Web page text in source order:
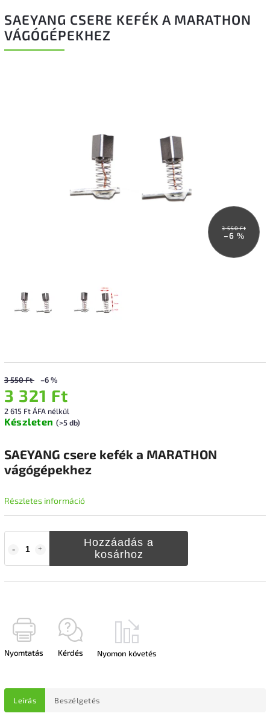
SAEYANG CSERE KEFÉK A MARATHON
VÁGÓGÉPEKHEZ
3 550 Ft
–6 %
3 550 Ft –6 %
3 321 Ft
2 615 Ft ÁFA nélkül
Készleten (>5 db)
Hozzáadás a
kosárhoz
SAEYANG csere kefék a MARATHON
vágógépekhez
Részletes információ
Nyomtatás Kérdés Nyomon követés
Leírás Beszélgetés